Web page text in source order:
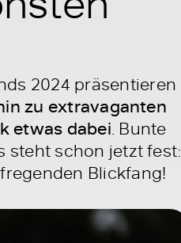
2024 präsentieren
zu extravaganten
etwas dabei . Bunte
steht schon jetzt fest:
Blickfang!